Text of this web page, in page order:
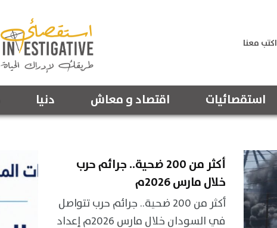
اكتب معنا
استقصائيات اقتصاد و معاش دنيا
أكثر من 200 ضحية.. جرائم حرب
خلال مارس 2026م
أكثر من 200 ضحية.. جرائم حرب تتواصل
في السودان خلال مارس 2026م إعداد